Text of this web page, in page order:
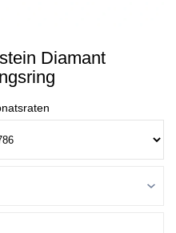
Diamant